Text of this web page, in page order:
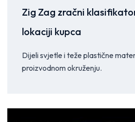
Zig Zag zračni
lokaciji kupca
Dijeli svjetle i teže plastične
proizvodnom okruženju.